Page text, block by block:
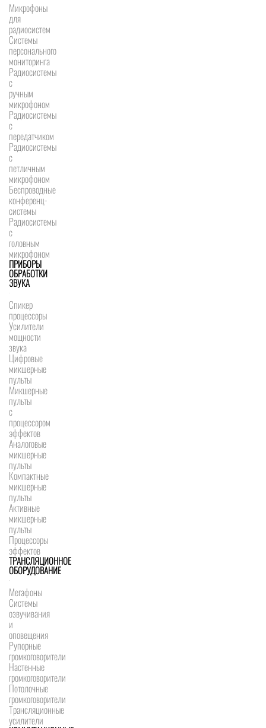
Микрофоны
для
радиосистем
Системы
персонального
мониторинга
Радиосистемы
c
ручным
микрофоном
Радиосистемы
с
передатчиком
Радиосистемы
с
петличным
микрофоном
Беспроводные
конференц-
системы
Радиосистемы
с
головным
микрофоном
ПРИБОРЫ
ОБРАБОТКИ
ЗВУКА
Спикер
процессоры
Усилители
мощности
звука
Цифровые
микшерные
пульты
Микшерные
пульты
с
процессором
эффектов
Аналоговые
микшерные
пульты
Компактные
микшерные
пульты
Активные
микшерные
пульты
Процессоры
эффектов
ТРАНСЛЯЦИОННОЕ
ОБОРУДОВАНИЕ
Мегафоны
Системы
озвучивания
и
оповещения
Рупорные
громкоговорители
Настенные
громкоговорители
Потолочные
громкоговорители
Трансляционные
усилители